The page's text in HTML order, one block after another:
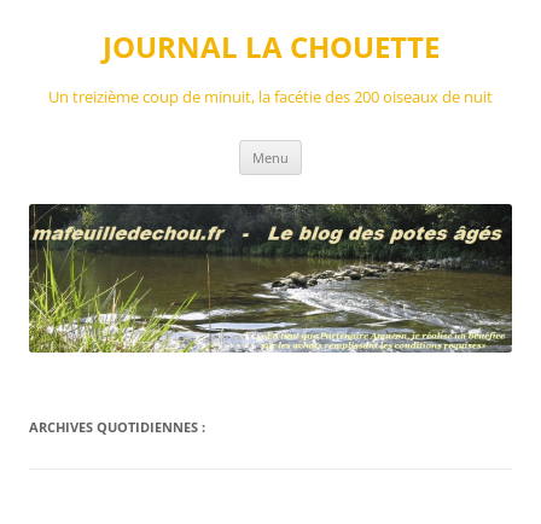
JOURNAL LA CHOUETTE
Un treizième coup de minuit, la facétie des 200 oiseaux de nuit
Menu
ARCHIVES QUOTIDIENNES :